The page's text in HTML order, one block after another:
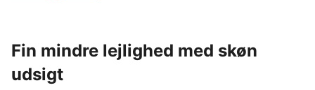
Fin mindre lejlighed med skøn
udsigt